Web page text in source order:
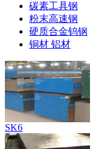
碳素工具钢
粉末高速钢
硬质合金钨钢
铜材 铝材
SK6